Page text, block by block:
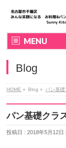
MENU
Blog
HOME » Blog » パン基礎
パン基礎クラ
投稿日 : 2018年5月12日